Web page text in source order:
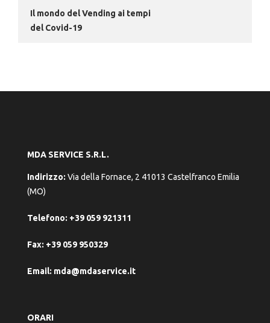
Il mondo del Vending ai tempi
del Covid-19
MDA SERVICE S.R.L.
Indirizzo: Via della Fornace, 2 41013 Castelfranco Emilia
(MO)
Telefono: +39 059 921311
Fax: +39 059 950329
Email: mda@mdaservice.it
ORARI